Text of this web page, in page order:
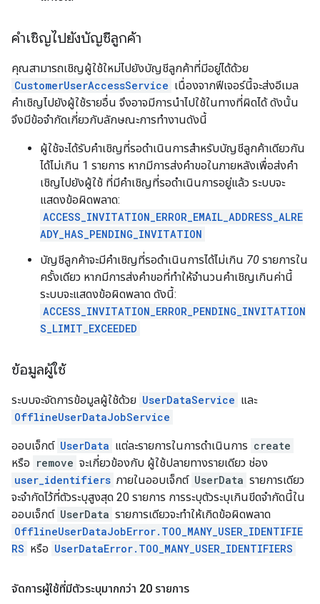
คำเชิญไปยังบัญชีลูกค้า
คุณสามารถเชิญผู้ใช้ใหม่ไปยังบัญชีลูกค้าที่มีอยู่ได้ด้วย
CustomerUserAccessService เนื่องจากฟีเจอร์นี้จะส่งอีเมล
คำเชิญไปยังผู้ใช้รายอื่น จึงอาจมีการนำไปใช้ในทางที่ผิดได้ ดังนั้น
จึงมีข้อจำกัดเกี่ยวกับลักษณะการทำงานดังนี้
ผู้ใช้จะได้รับคำเชิญที่รอดำเนินการสำหรับบัญชีลูกค้าเดียวกัน
ได้ไม่เกิน 1 รายการ หากมีการส่งคำขอในภายหลังเพื่อส่งคำ
เชิญไปยังผู้ใช้ ที่มีคำเชิญที่รอดำเนินการอยู่แล้ว ระบบจะ
แสดงข้อผิดพลาด:
ACCESS_INVITATION_ERROR_EMAIL_ADDRESS_ALRE
ADY_HAS_PENDING_INVITATION
บัญชีลูกค้าจะมีคำเชิญที่รอดำเนินการได้ไม่เกิน 70 รายการใน
ครั้งเดียว หากมีการส่งคำขอที่ทำให้จำนวนคำเชิญเกินค่านี้
ระบบจะแสดงข้อผิดพลาด ดังนี้:
ACCESS_INVITATION_ERROR_PENDING_INVITATION
S_LIMIT_EXCEEDED
ข้อมูลผู้ใช้
ระบบจะจัดการข้อมูลผู้ใช้ด้วย UserDataService และ
OfflineUserDataJobService
ออบเจ็กต์ UserData แต่ละรายการในการดำเนินการ create
หรือ remove จะเกี่ยวข้องกับ ผู้ใช้ปลายทางรายเดียว ช่อง
user_identifiers ภายในออบเจ็กต์ UserData รายการเดียว
จะจำกัดไว้ที่ตัวระบุสูงสุด 20 รายการ การระบุตัวระบุเกินขีดจำกัดนี้ใน
ออบเจ็กต์ UserData รายการเดียวจะทำให้เกิดข้อผิดพลาด
OfflineUserDataJobError.TOO_MANY_USER_IDENTIFIE
RS หรือ UserDataError.TOO_MANY_USER_IDENTIFIERS
จัดการผู้ใช้ที่มีตัวระบุมากกว่า 20 รายการ